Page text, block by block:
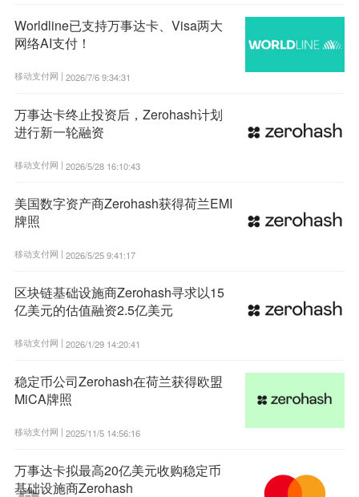
Worldline已支持万事达卡、Visa两大
网络AI支付！
移动支付网 | 2026/7/6 9:34:31
万事达卡终止投资后，Zerohash计划
进行新一轮融资
移动支付网 | 2026/5/28 16:10:43
美国数字资产商Zerohash获得荷兰EMI
牌照
移动支付网 | 2026/5/25 9:41:17
区块链基础设施商Zerohash寻求以15
亿美元的估值融资2.5亿美元
移动支付网 | 2026/1/29 14:20:41
稳定币公司Zerohash在荷兰获得欧盟
MiCA牌照
移动支付网 | 2025/11/5 14:56:16
万事达卡拟最高20亿美元收购稳定币
基础设施商Zerohash